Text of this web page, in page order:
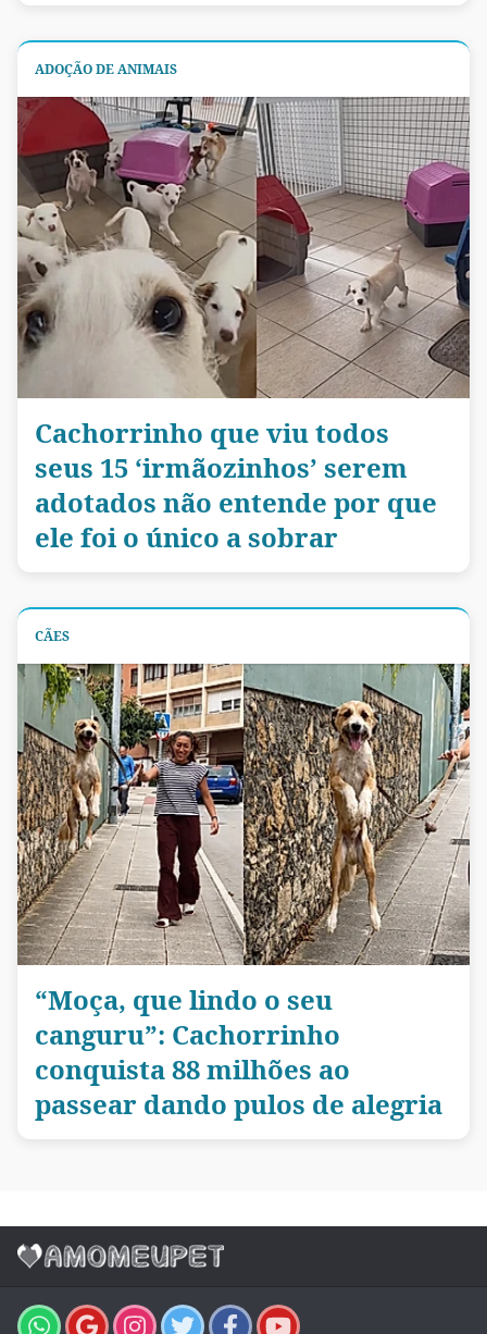
ADOÇÃO DE ANIMAIS
Cachorrinho que viu todos
seus 15 ‘irmãozinhos’ serem
adotados não entende por que
ele foi o único a sobrar
CÃES
“Moça, que lindo o seu
canguru”: Cachorrinho
conquista 88 milhões ao
passear dando pulos de alegria